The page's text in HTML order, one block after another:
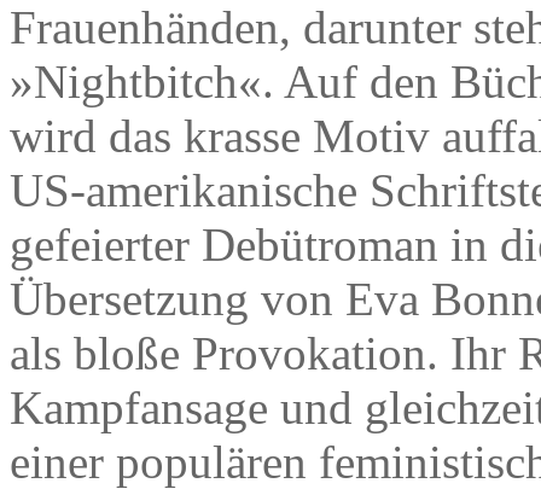
Frauenhänden, darunter
»Nightbitch«. Auf den
wird das krasse Motiv
US-amerikanische
gefeierter Debütroman in
Übersetzung von Eva
als bloße Provokation. Ihr
Kampfansage und
einer populären